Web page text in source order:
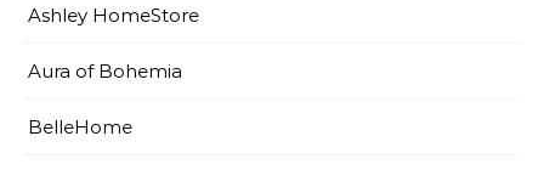
Ashley HomeStore
Aura of Bohemia
BelleHome